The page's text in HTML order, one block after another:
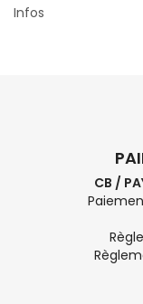
Infos
CB /